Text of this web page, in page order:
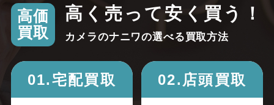
高価
買取
高く売って安く買う！
カメラのナニワの選べる買取方法
01.宅配買取 02.店頭買取